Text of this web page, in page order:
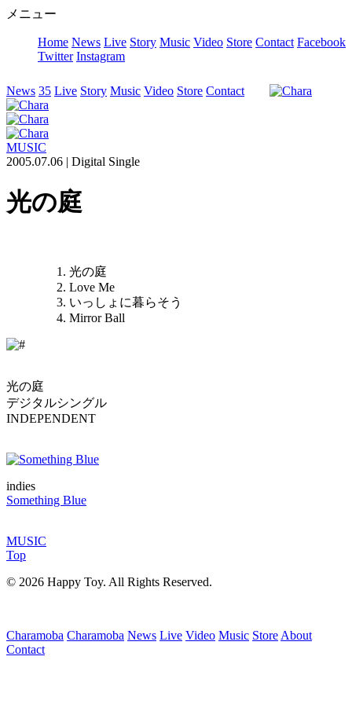
メニュー
Home News Live Story Music Video Store Contact Facebook
Twitter Instagram
News 35 Live Story Music Video Store Contact
MUSIC
2005.07.06 | Digital Single
光の庭
光の庭
Love Me
いっしょに暮らそう
Mirror Ball
光の庭
デジタルシングル
INDEPENDENT
indies
Something Blue
MUSIC
Top
© 2026 Happy Toy. All Rights Reserved.
Charamoba Charamoba News Live Video Music Store About
Contact